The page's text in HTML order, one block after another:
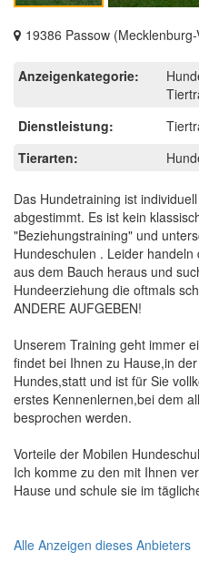
19386 Passow
Anzeigenkategorie:
Dienstleistung:
Tierarten:
Das Hundetraining ist
abgestimmt. Es ist kein
"Beziehungstraining" und
Hundeschulen . Leider
aus dem Bauch heraus und
Hundeerziehung die oftmals
ANDERE AUFGEBEN!
Unserem Training geht immer
findet bei Ihnen zu Hause,in
Hundes,statt und ist für Sie
erstes Kennenlernen,bei dem
besprochen werden.
Vorteile der Mobilen
Ich komme zu den mit Ihnen
Hause und schule sie im
Alle Anzeigen dieses Anbieters